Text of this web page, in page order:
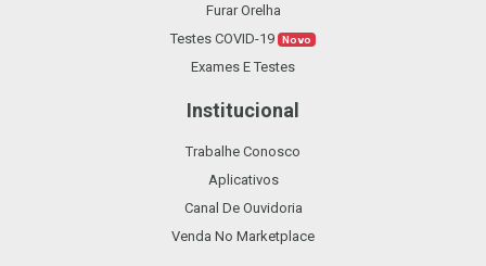
Furar Orelha
Testes COVID-19 Novo
Exames E Testes
Institucional
Trabalhe Conosco
Aplicativos
Canal De Ouvidoria
Venda No Marketplace